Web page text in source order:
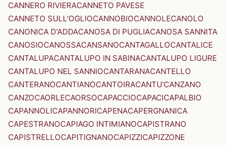
CANNERO RIVIERACANNETO PAVESE
CANNETO SULL'OGLIOCANNOBIOCANNOLECANOLO
CANONICA D'ADDACANOSA DI PUGLIACANOSA SANNITA
CANOSIOCANOSSACANSANOCANTAGALLOCANTALICE
CANTALUPACANTALUPO IN SABINACANTALUPO LIGURE
CANTALUPO NEL SANNIOCANTARANACANTELLO
CANTERANOCANTIANOCANTOIRACANTU'CANZANO
CANZOCAORLECAORSOCAPACCIOCAPACICAPALBIO
CAPANNOLICAPANNORICAPENACAPERGNANICA
CAPESTRANOCAPIAGO INTIMIANOCAPISTRANO
CAPISTRELLOCAPITIGNANOCAPIZZICAPIZZONE